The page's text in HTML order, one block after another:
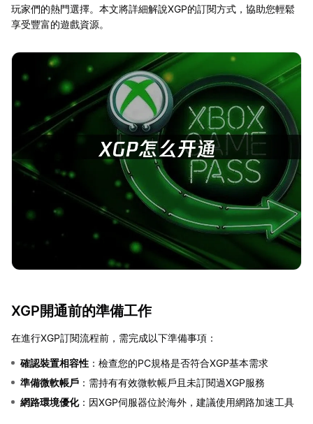
玩家們的熱門選擇。本文將詳細解說XGP的訂閱方式，協助您輕鬆
享受豐富的遊戲資源。
XGP開通前的準備工作
在進行XGP訂閱流程前，需完成以下準備事項：
確認裝置相容性 ：檢查您的PC規格是否符合XGP基本需求
準備微軟帳戶 ：需持有有效微軟帳戶且未訂閱過XGP服務
網路環境優化：因XGP伺服器位於海外，建議使用網路加速工具